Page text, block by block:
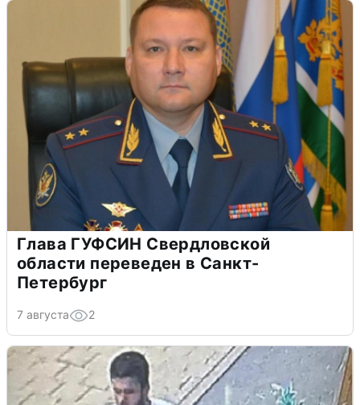
Глава ГУФСИН Свердловской
области переведен в Санкт-
Петербург
7 августа 2